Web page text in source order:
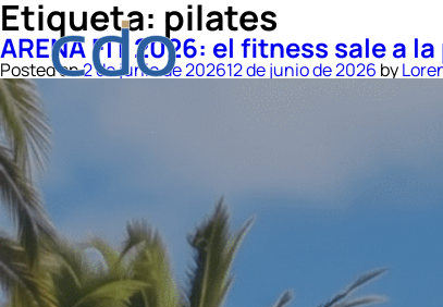
Etiqueta: pilates
ARENA FIT 2026: el fitness sale a
Posted on2 de junio de 202612 de junio de 2026 by